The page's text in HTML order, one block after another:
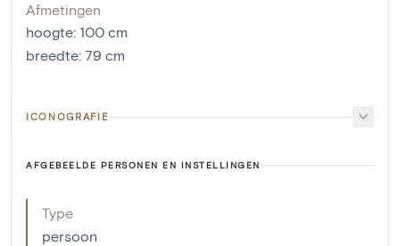
Afmetingen
hoogte: 100 cm
breedte: 79 cm
ICONOGRAFIE
AFGEBEELDE PERSONEN EN INSTELLINGEN
Type
persoon